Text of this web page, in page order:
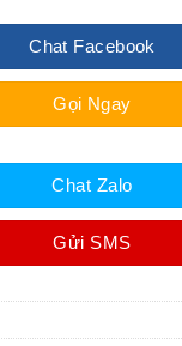
Chat Facebook
Gọi Ngay
Chat Zalo
Gửi SMS